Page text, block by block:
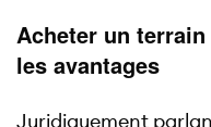
Acheter un
les avantages
Juridiquement